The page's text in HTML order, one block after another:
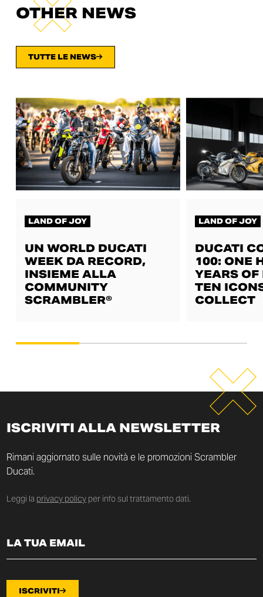
OTHER NEWS
TUTTE LE NEWS
LAND OF JOY
UN WORLD DUCATI
WEEK DA RECORD,
INSIEME ALLA
COMMUNITY
SCRAMBLER®
LAND OF JOY
DUCATI
100: ONE
YEARS OF
TEN
COLLECT
ISCRIVITI ALLA NEWSLETTER
Rimani aggiornato sulle novità e le promozioni Scrambler
Ducati.
Leggi la privacy policy per info sul trattamento dati.
ISCRIVITI